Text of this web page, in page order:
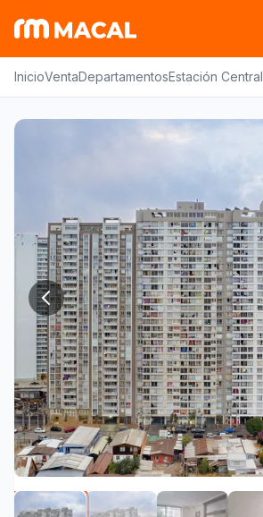
InicioVentaDepartamentosEstación Central